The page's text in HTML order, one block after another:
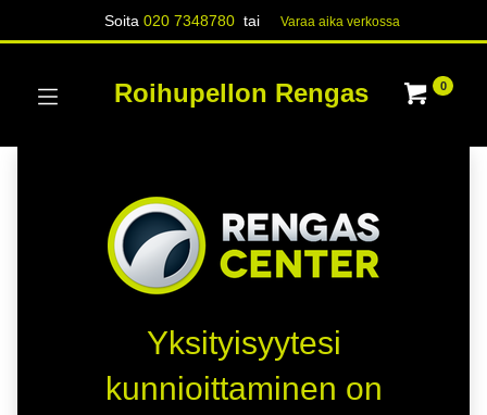
Soita020 7348780 tai Varaa aika verk​​​​ossa
Roihupellon Rengas 0
Yksityisyytesi
kunnioittaminen on